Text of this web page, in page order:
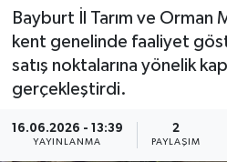
Bayburt İl Tarım ve Orman
kent genelinde faaliyet
satış noktalarına yönelik
gerçekleştirdi.
16.06.2026 - 13:39
YAYINLANMA
2
PAYLAŞIM
Tüm Manşetler
Son Dakika Haberleri